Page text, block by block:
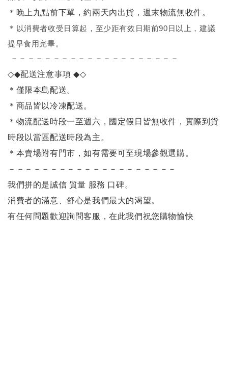
＊晚上九點前下單，約兩天內出貨，週末物流無收件。
＊ 以消費者收受日算起，至少距有效日期前90日以上，建議
提早食用完畢。
－－－－－－－－－－－－－－－－－－－－
◇◆配送注意事項◆◇
＊僅限本島配送。
＊商品皆以冷凍配送。
＊物流配送時段一至週六，國定假日皆無收件，實際到貨
時段以當區配送時段為主。
＊本賣場附有門市，如有需要可至現場參觀選購。
－－－－－－－－－－－－－－－－－－－－
我們拼的是誠信 質量 服務 口碑。
消費者的滿意、舒心是我們最大的渴望。
有任何問題歡迎詢問客服，在此我們祝您購物愉快